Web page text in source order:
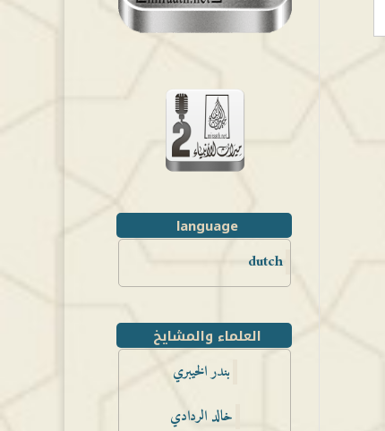
language
dutch
العلماء والمشايخ
بندر الخيبري
خالد الردادي